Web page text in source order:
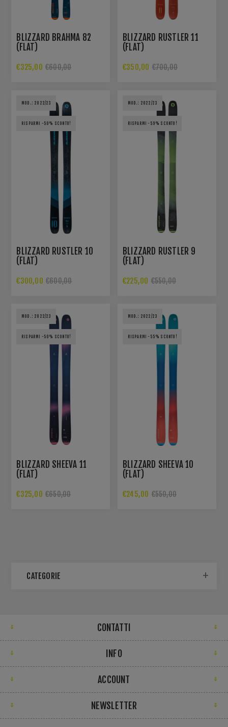
BLIZZARD BRAHMA 82
(FLAT)
€325,00 €600,00
BLIZZARD RUSTLER 11
(FLAT)
€350,00 €700,00
MOD.: 2022/23
RISPARMI -50% SCONTO!
BLIZZARD RUSTLER 10
(FLAT)
€300,00 €600,00
MOD.: 2022/23
RISPARMI -59% SCONTO!
BLIZZARD RUSTLER 9
(FLAT)
€225,00 €550,00
MOD.: 2022/23
RISPARMI -50% SCONTO!
BLIZZARD SHEEVA 11
(FLAT)
€325,00 €650,00
MOD.: 2022/23
RISPARMI -55% SCONTO!
BLIZZARD SHEEVA 10
(FLAT)
€245,00 €550,00
CATEGORIE
CONTATTI
INFO
ACCOUNT
NEWSLETTER